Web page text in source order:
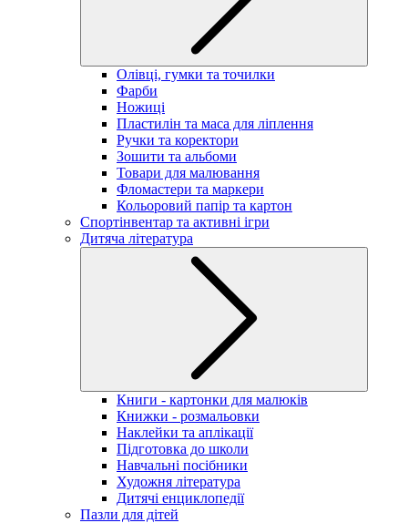
Олівці, гумки та точилки
Фарби
Ножиці
Пластилін та маса для ліплення
Ручки та коректори
Зошити та альбоми
Товари для малювання
Фломастери та маркери
Кольоровий папір та картон
Спортінвентар та активні ігри
Дитяча література
Книги - картонки для малюків
Книжки - розмальовки
Наклейки та аплікації
Підготовка до школи
Навчальні посібники
Художня література
Дитячі енциклопедії
Пазли для дітей